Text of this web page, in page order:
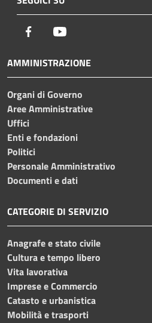
Facebook
AMMINISTRAZIONE
Organi di Governo
Aree Amministrative
Uffici
Enti e fondazioni
Politici
Personale Amministrativo
Documenti e dati
CATEGORIE DI SERVIZIO
Anagrafe e stato civile
Cultura e tempo libero
Vita lavorativa
Imprese e Commercio
Catasto e urbanistica
Mobilità e trasporti